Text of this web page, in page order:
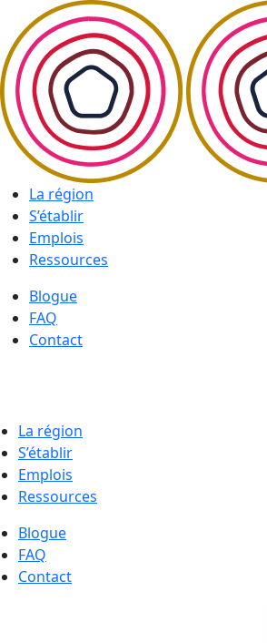
La région
S’établir
Emplois
Ressources
Blogue
FAQ
Contact
La région
S’établir
Emplois
Ressources
Blogue
FAQ
Contact